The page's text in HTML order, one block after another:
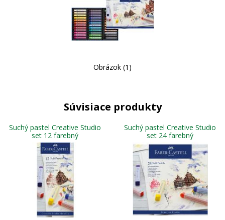
Obrázok (1)
Súvisiace produkty
Suchý pastel Creative Studio
set 12 farebný
Suchý pastel Creative Studio
set 24 farebný